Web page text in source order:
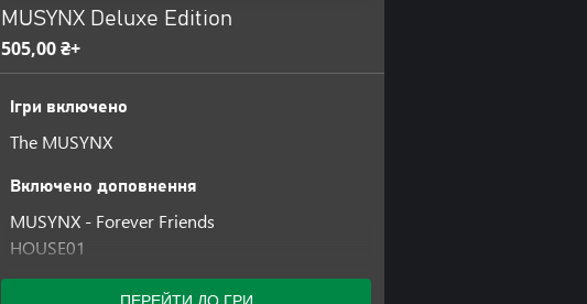
MUSYNX Deluxe Edition
505,00 ₴+
Ігри включено
The MUSYNX
Включено доповнення
MUSYNX - Forever Friends
HOUSE01
MUSYNX - Japanese Cyber Theme
ПЕРЕЙТИ ДО ГРИ